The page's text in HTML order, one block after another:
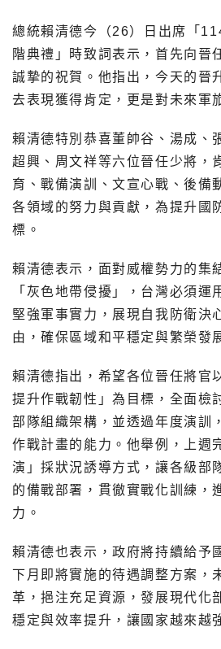
總統賴清德今（26）日出席「
階典禮」時致詞表示，首先向晉
誠摯的祝賀。他指出，今天的晉
去表現獲得肯定，更是對未來軍
賴清德特別恭喜董帥谷、湯成、
超興、周文祥等六位晉任少將，
育、戰備演訓、文宣心戰、後備
各領域的努力與貢獻，為提升國
標。
賴清德表示，面對威權勢力的集
「灰色地帶侵擾」，台灣必須運
堅強軍事實力，展現自我防衛決
由，確保區域和平穩定與繁榮發
賴清德指出，希望各位晉任將官
提升作戰韌性」為目標，全面檢
部隊組織架構，並透過年度演訓
作戰計畫的能力。他舉例，上週
演」採狀況誘導方式，讓各級部
的備戰部署，貫徹實戰化訓練，
力。
賴清德也表示，政府將持續給予
下月即將實施的待遇調整方案，
革，挹注充足資源，發展現代化
穩定與效率提升，讓國家越來越